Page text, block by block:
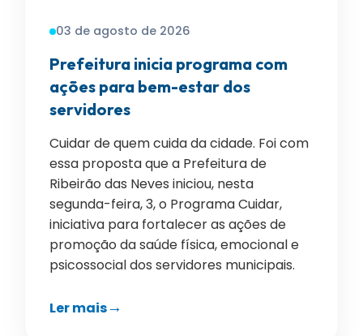
03 de agosto de 2026
Prefeitura inicia programa com
ações para bem-estar dos
servidores
Cuidar de quem cuida da cidade. Foi com
essa proposta que a Prefeitura de
Ribeirão das Neves iniciou, nesta
segunda-feira, 3, o Programa Cuidar,
iniciativa para fortalecer as ações de
promoção da saúde física, emocional e
psicossocial dos servidores municipais.
Ler mais